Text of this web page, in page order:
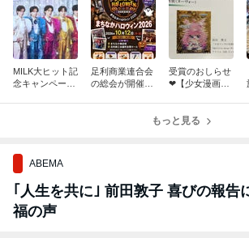
MILK大ヒット記
念キャンペー
足利商業連合会
の総会が開催さ
受賞のおしらせ
❤【少女漫画の
もっと見る
ABEMA
｢人生を共に｣ 前田敦子 喜びの報告
福の声